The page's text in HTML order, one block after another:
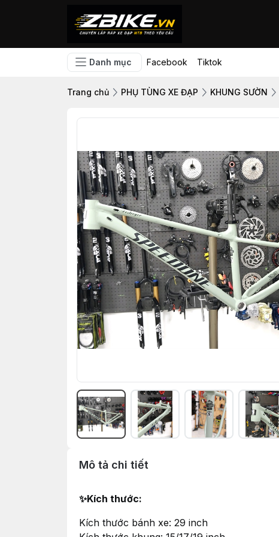
Danh mục Facebook Tiktok
Trang chủ PHỤ TÙNG XE ĐẠP KHUNG SƯỜN
Mô tả chi tiết
✨Kích thước:
Kích thước bánh xe: 29 inch